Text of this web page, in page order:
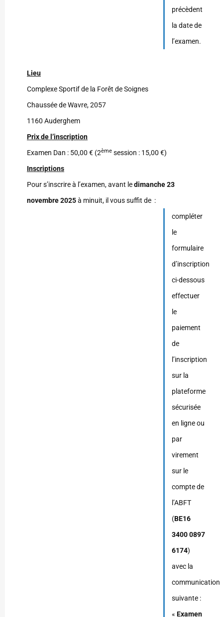
précèdent
la date de
l’examen.
Lieu
Complexe Sportif de la Forêt de Soignes
Chaussée de Wavre, 2057
1160 Auderghem
Prix de l’inscription
Examen Dan : 50,00 € (2ème session : 15,00 €)
Inscriptions
Pour s’inscrire à l’examen, avant ledimanche 23
novembre 2025à minuit, il vous suffit de :
compléter
le
formulaire
d’inscription
ci-dessous
effectuer
le
paiement
de
l’inscription
sur la
plateforme
sécurisée
en ligne ou
par
virement
sur le
compte de
l’ABFT
(BE16
3400 0897
6174)
avec la
communication
suivante :
«Examen